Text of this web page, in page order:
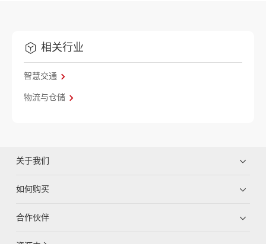
相关行业
智慧交通
物流与仓储
关于我们
如何购买
合作伙伴